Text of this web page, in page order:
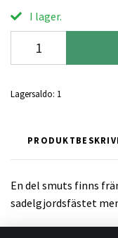
I lager.
Lagersaldo: 1
En del smuts finns
sadelgjordsfästet